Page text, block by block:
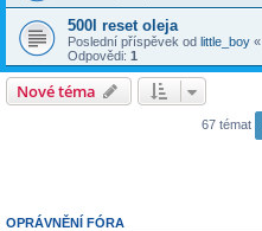
500l reset oleja
Poslední příspěvek od little_boy «
Odpovědi: 1
Nové téma
67 témat
OPRÁVNĚNÍ FÓRA